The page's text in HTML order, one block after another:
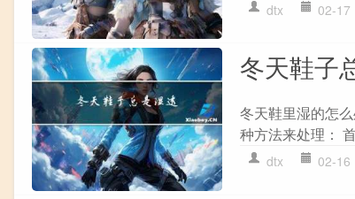
dtx 02-17
冬天鞋子
冬天鞋里湿的怎
种方法来处理：
dtx 02-16